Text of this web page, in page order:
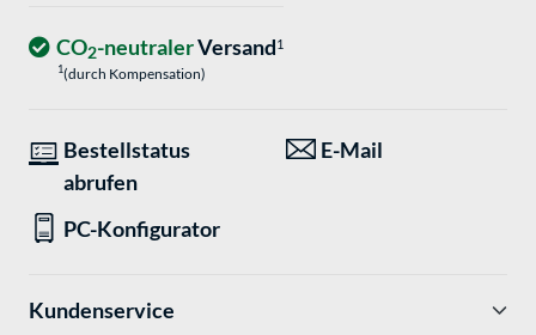
CO2-neutralerVersand1
1(durch Kompensation)
Bestellstatus
abrufen
E-Mail
PC-Konfigurator
Kundenservice